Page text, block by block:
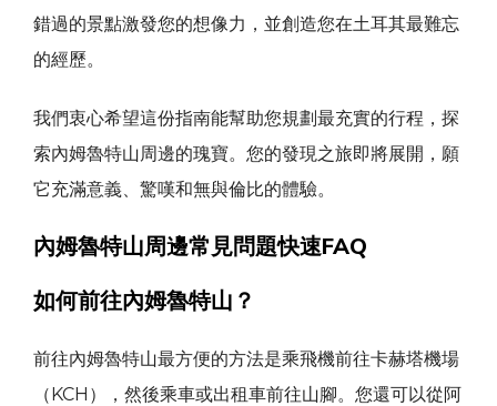
錯過的景點激發您的想像力，並創造您在土耳其最難忘
的經歷。
我們衷心希望這份指南能幫助您規劃最充實的行程，探
索內姆魯特山周邊的瑰寶。您的發現之旅即將展開，願
它充滿意義、驚嘆和無與倫比的體驗。
內姆魯特山周邊常見問題快速FAQ
如何前往內姆魯特山？
前往內姆魯特山最方便的方法是乘飛機前往卡赫塔機場
（KCH），然後乘車或出租車前往山腳。您還可以從阿